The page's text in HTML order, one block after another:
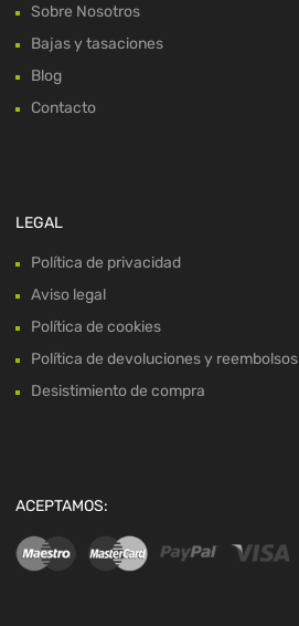
Sobre Nosotros
Bajas y tasaciones
Blog
Contacto
LEGAL
Política de privacidad
Aviso legal
Política de cookies
Política de devoluciones y reembolsos
Desistimiento de compra
ACEPTAMOS: